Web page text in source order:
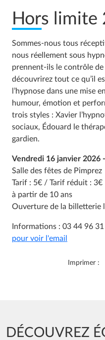
Hors limite
Sommes-nous tous
nous réellement sous
prennent-ils le contrôle de
découvrirez tout ce qu’il
l’hypnose dans une mise
humour, émotion et
trois styles : Xavier
sociaux, Édouard le
gardien.
Vendredi 16 janvier 2026
Salle des fêtes de Pimprez
Tarif : 5€ / Tarif réduit : 3€
à partir de 10 ans
Ouverture de la billetterie
Informations : 03 44 96 31
pour voir l'email
Imprimer :
DÉCOUVREZ